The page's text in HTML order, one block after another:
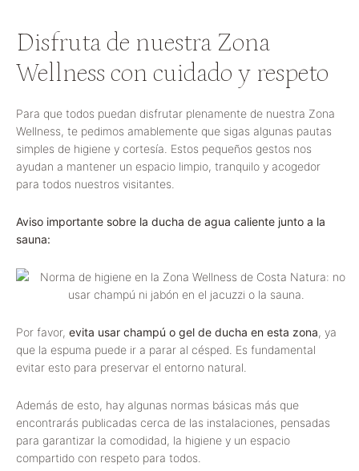
Disfruta de nuestra Zona
Wellness con cuidado y respeto
Para que todos puedan disfrutar plenamente de nuestra Zona
Wellness, te pedimos amablemente que sigas algunas pautas
simples de higiene y cortesía. Estos pequeños gestos nos
ayudan a mantener un espacio limpio, tranquilo y acogedor
para todos nuestros visitantes.
Aviso importante sobre la ducha de agua caliente junto a la
sauna:
Por favor, evita usar champú o gel de ducha en esta zona, ya
que la espuma puede ir a parar al césped. Es fundamental
evitar esto para preservar el entorno natural.
Además de esto, hay algunas normas básicas más que
encontrarás publicadas cerca de las instalaciones, pensadas
para garantizar la comodidad, la higiene y un espacio
compartido con respeto para todos.